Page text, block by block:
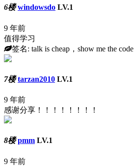
6楼 windowsdo LV.1
9 年前
值得学习
签名: talk is cheap，show me the code
7楼 tarzan2010 LV.1
9 年前
感谢分享！！！！！！！！
8楼 pmm LV.1
9 年前